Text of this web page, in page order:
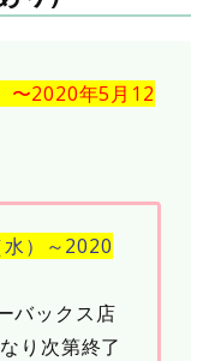
〜2020年5月12
）～2020
バックス店
り次第終了